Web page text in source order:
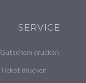
SERVICE
Gutschein drucken
Ticket drucken